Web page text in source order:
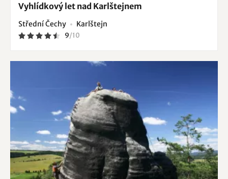
Vyhlídkový let nad Karlštejnem
Střední Čechy Karlštejn
9/10